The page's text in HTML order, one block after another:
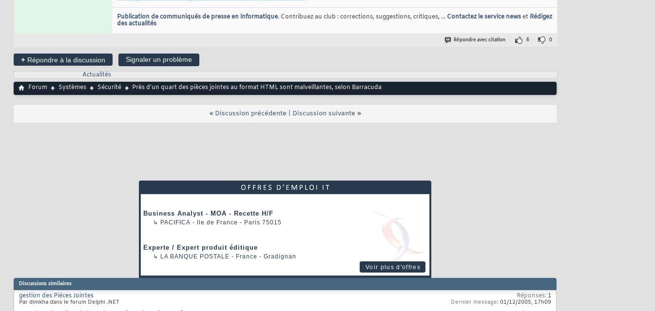
Publication de communiqués de presse en informatique. Contribuez au club : corrections, suggestions, critiques, ... Contactez le service newset Rédigez
des actualités
Répondre avec citation 6 0
+ Répondre à la discussion
Signaler un problème
Actualités
Forum
Systèmes Sécurité Près d'un quart des pièces jointes au format HTML sont malveillantes, selon Barracuda
« Discussion précédente Discussion suivante »
Business Analyst - MOA - Recette H/F
↳ PACIFICA - Ile de France - Paris 75015
Experte / Expert produit éditique
↳ LA BANQUE POSTALE - France - Gradignan
Voir plus d'offres
Discussions similaires
gestion des Piéces Jointes
Par dimkha dans le forum Delphi .NET
Réponses: 1
Dernier message: 01/12/2005, 17h09